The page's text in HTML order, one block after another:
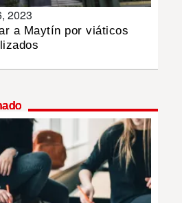
2023
a Maytín por viáticos